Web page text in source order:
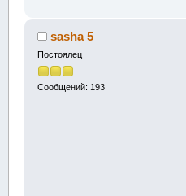
sasha 5
Постоялец
Сообщений: 193